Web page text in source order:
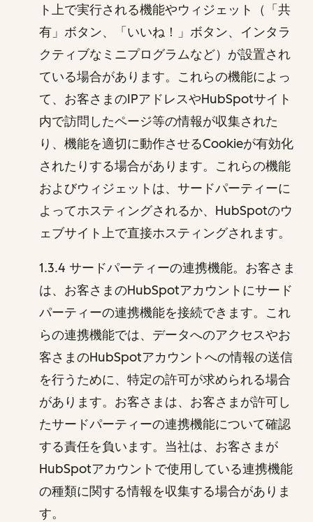
ト上で実行される機能やウィジェット（「共
有」ボタン、「いいね！」ボタン、インタラ
クティブなミニプログラムなど）が設置され
ている場合があります。これらの機能によっ
て、お客さまのIPアドレスやHubSpotサイト
内で訪問したページ等の情報が収集された
り、機能を適切に動作させるCookieが有効化
されたりする場合があります。これらの機能
およびウィジェットは、サードパーティーに
よってホスティングされるか、HubSpotのウ
ェブサイト上で直接ホスティングされます。
1.3.4 サードパーティーの連携機能。お客さま
は、お客さまのHubSpotアカウントにサード
パーティーの連携機能を接続できます。これ
らの連携機能では、データへのアクセスやお
客さまのHubSpotアカウントへの情報の送信
を行うために、特定の許可が求められる場合
があります。お客さまは、お客さまが許可し
たサードパーティーの連携機能について確認
する責任を負います。当社は、お客さまが
HubSpotアカウントで使用している連携機能
の種類に関する情報を収集する場合がありま
す。